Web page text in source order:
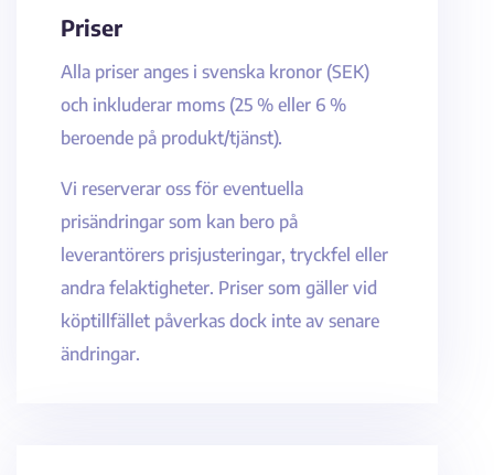
Priser
Alla priser anges i svenska kronor (SEK)
och inkluderar moms (25 % eller 6 %
beroende på produkt/tjänst).
Vi reserverar oss för eventuella
prisändringar som kan bero på
leverantörers prisjusteringar, tryckfel eller
andra felaktigheter. Priser som gäller vid
köptillfället påverkas dock inte av senare
ändringar.